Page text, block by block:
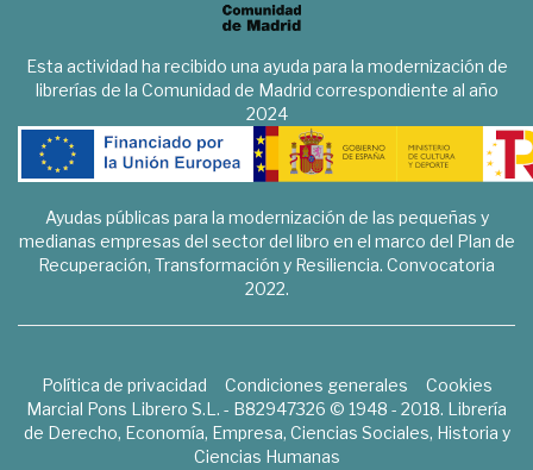
Esta actividad ha recibido una ayuda para la modernización de
librerías de la Comunidad de Madrid correspondiente al año
2024
Ayudas públicas para la modernización de las pequeñas y
medianas empresas del sector del libro en el marco del Plan de
Recuperación, Transformación y Resiliencia. Convocatoria
2022.
Política de privacidad Condiciones generales
Cookies
Marcial Pons Librero S.L. - B82947326 © 1948 - 2018. Librería
de Derecho, Economía, Empresa, Ciencias Sociales, Historia y
Ciencias Humanas